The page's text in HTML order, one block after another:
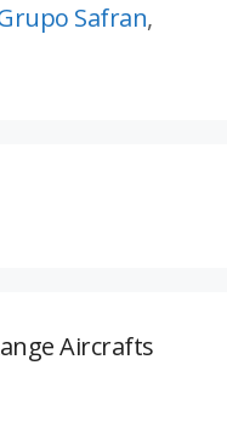
Safran,
Aircrafts